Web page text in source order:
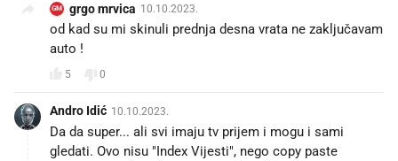
GM grgo mrvica 10.10.2023.
od kad su mi skinuli prednja desna vrata ne zaključavam
auto !
5 0
Andro Idić 10.10.2023.
Da da super... ali svi imaju tv prijem i mogu i sami
gledati. Ovo nisu "Index Vijesti", nego copy paste